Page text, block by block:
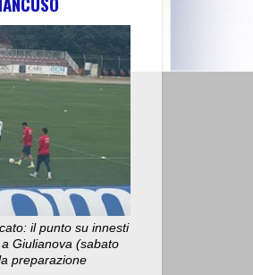
il punto su innesti
Giulianova (sabato
preparazione